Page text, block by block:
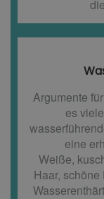
Argumente
es
eine
Weiße,
Haar,